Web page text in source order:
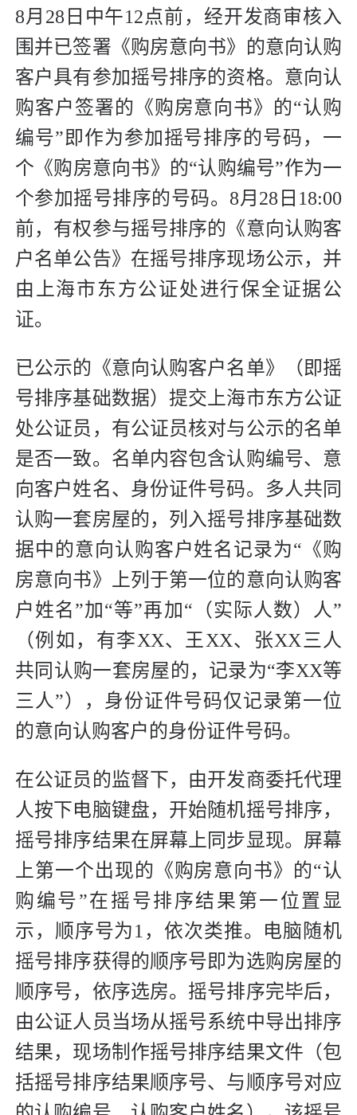
8月28日中午12点前，经开发商审核入
围并已签署《购房意向书》的意向认购
客户具有参加摇号排序的资格。意向认
购客户签署的《购房意向书》的“认购
编号”即作为参加摇号排序的号码，一
个《购房意向书》的“认购编号”作为一
个参加摇号排序的号码。8月28日18:00
前，有权参与摇号排序的《意向认购客
户名单公告》在摇号排序现场公示，并
由上海市东方公证处进行保全证据公
证。
已公示的《意向认购客户名单》（即摇
号排序基础数据）提交上海市东方公证
处公证员，有公证员核对与公示的名单
是否一致。名单内容包含认购编号、意
向客户姓名、身份证件号码。多人共同
认购一套房屋的，列入摇号排序基础数
据中的意向认购客户姓名记录为“《购
房意向书》上列于第一位的意向认购客
户姓名”加“等”再加“（实际人数）人”
（例如，有李XX、王XX、张XX三人
共同认购一套房屋的，记录为“李XX等
三人”），身份证件号码仅记录第一位
的意向认购客户的身份证件号码。
在公证员的监督下，由开发商委托代理
人按下电脑键盘，开始随机摇号排序，
摇号排序结果在屏幕上同步显现。屏幕
上第一个出现的《购房意向书》的“认
购编号”在摇号排序结果第一位置显
示，顺序号为1，依次类推。电脑随机
摇号排序获得的顺序号即为选购房屋的
顺序号，依序选房。摇号排序完毕后，
由公证人员当场从摇号系统中导出排序
结果，现场制作摇号排序结果文件（包
括摇号排序结果顺序号、与顺序号对应